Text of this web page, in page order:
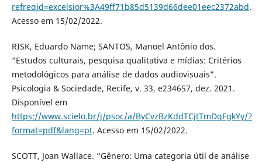
refreqid=excelsior%3A49ff71b85d5139d66dee01eec2372abd.
Acesso em 15/02/2022.
RISK, Eduardo Name; SANTOS, Manoel Antônio dos.
“Estudos culturais, pesquisa qualitativa e mídias: Critérios
metodológicos para análise de dados audiovisuais”.
Psicologia & Sociedade, Recife, v. 33, e234657, dez. 2021.
Disponível em
https://www.scielo.br/j/psoc/a/ByCvzBzKddTCjtTmDqFgkYy/?
format=pdf&lang=pt. Acesso em 15/02/2022.
SCOTT, Joan Wallace. “Gênero: Uma categoria útil de análise